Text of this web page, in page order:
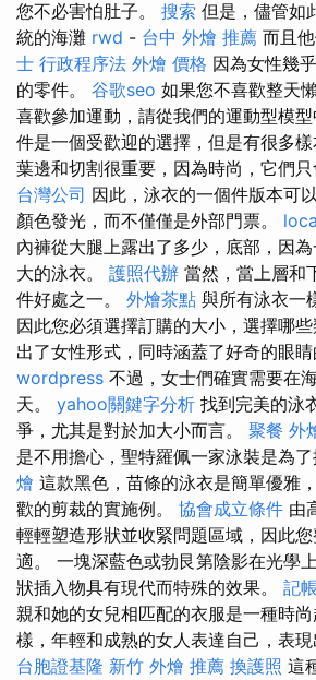
您不必害怕肚子。 搜索 但是，儘管如
統的海灘 rwd - 台中 外燴 推薦 而且
士 行政程序法 外燴 價格 因為女性幾
的零件。 谷歌seo 如果您不喜歡整天
喜歡參加運動，請從我們的運動型模
件是一個受歡迎的選擇，但是有很多樣
葉邊和切割很重要，因為時尚，它們只
台灣公司 因此，泳衣的一個件版本可
顏色發光，而不僅僅是外部門票。
內褲從大腿上露出了多少，底部，因
大的泳衣。 護照代辦 當然，當上層和
件好處之一。 外燴茶點 與所有泳衣一
因此您必須選擇訂購的大小，選擇哪
出了女性形式，同時涵蓋了好奇的眼睛
wordpress 不過，女士們確實需要在
天。 yahoo關鍵字分析 找到完美的泳
爭，尤其是對於加大小而言。 聚餐 外
是不用擔心，聖特羅佩一家泳裝是為了
燴 這款黑色，苗條的泳衣是簡單優雅
歡的剪裁的實施例。 協會成立條件 由
輕輕塑造形狀並收緊問題區域，因此
適。 一塊深藍色或勃艮第陰影在光學
狀插入物具有現代而特殊的效果。 記
親和她的女兒相匹配的衣服是一種時尚
樣，年輕和成熟的女人表達自己，表現
台胞證基隆 新竹 外燴 推薦 換護照 這